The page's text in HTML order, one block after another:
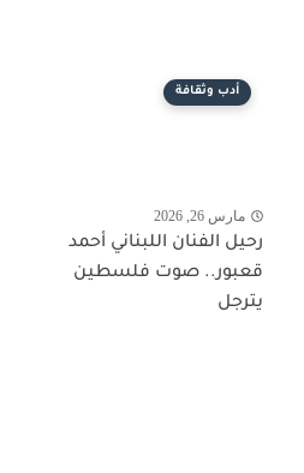
أدب وثقافة
مارس 26, 2026
رحيل الفنان اللبناني أحمد
قعبور.. صوت فلسطين
يترجل